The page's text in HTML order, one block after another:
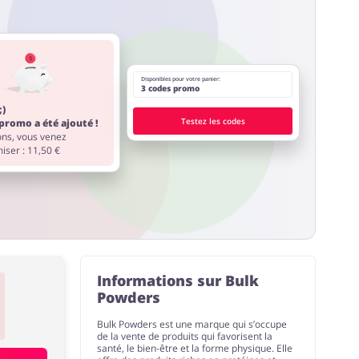
a été ajouté !
vous venez
: 11,50 €
Disponibles pour votre panier:
3 codes promo
Testez les codes
Informations sur Bulk
Powders
Bulk Powders est une marque qui s’occupe
de la vente de produits qui favorisent la
santé, le bien-être et la forme physique. Elle